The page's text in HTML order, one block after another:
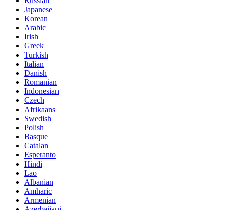
Japanese
Korean
Arabic
Irish
Greek
Turkish
Italian
Danish
Romanian
Indonesian
Czech
Afrikaans
Swedish
Polish
Basque
Catalan
Esperanto
Hindi
Lao
Albanian
Amharic
Armenian